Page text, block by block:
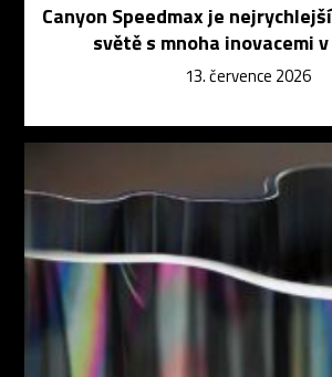
Canyon Speedmax je
světě s mnoha inovacemi
13. července 2026